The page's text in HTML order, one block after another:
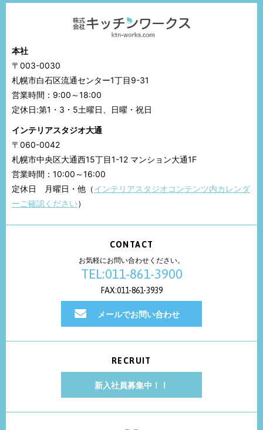
本社
〒003-0030
札幌市白石区流通センター1丁目9-31
営業時間：9:00～18:00
定休日:第1・3・5土曜日、日曜・祝日
インテリアスタジオ大通
〒060-0042
札幌市中央区大通西15丁目1-12 マンション大通1F
営業時間：10:00～16:00
定休日 月曜日・他（インテリアスタジオコンテンツ内カレンダ
ーご確認ください）
CONTACT
お気軽にお問い合わせください。
TEL:011-861-3900
FAX:011-861-3939
メールでお問い合わせ
RECRUIT
新入社員募集中！！